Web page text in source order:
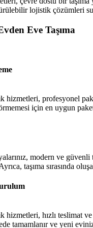
lojistik çözümleri
Eve Taşıma
hizmetleri, profesyonel
için en uygun
modern ve
taşıma sırasında
hizmetleri, hızlı teslimat
tamamlanır ve yeni